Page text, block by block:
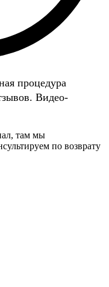
процедура
Видео-
там мы
по возврату